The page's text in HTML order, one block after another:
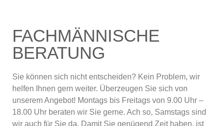
FACHMÄNNISCHE
BERATUNG
Sie können sich nicht entscheiden? Kein Problem, wir
helfen Ihnen gern weiter. Überzeugen Sie sich von
unserem Angebot! Montags bis Freitags von 9.00 Uhr –
18.00 Uhr beraten wir Sie gerne. Ach so, Samstags sind
wir auch für Sie da. Damit Sie genügend Zeit haben, ist